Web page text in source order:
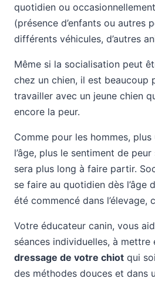
quotidien ou
(présence d’enfants ou autres
différents véhicules, d’autres
Même si la socialisation peut
chez un chien, il est beaucoup
travailler avec un jeune chien
encore la peur.
Comme pour les hommes,
l’âge, plus le sentiment de
sera plus long à faire partir.
se faire au quotidien dès l’âge
été commencé dans l’élevage,
Votre éducateur canin, vous
séances individuelles, à mettre
dressage de votre chiot qui
des méthodes douces et dans